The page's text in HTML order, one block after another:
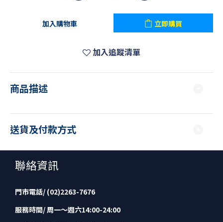
加入購物車 立即購買
加入追蹤清單
商品描述
送貨及付款方式
聯絡資訊
門市電話/ (02)2263-7676
服務時間/ 周一～週六14:00-24:00